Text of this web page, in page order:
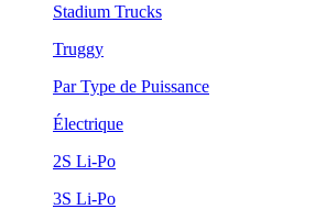
Stadium Trucks
Truggy
Par Type de Puissance
Électrique
2S Li-Po
3S Li-Po